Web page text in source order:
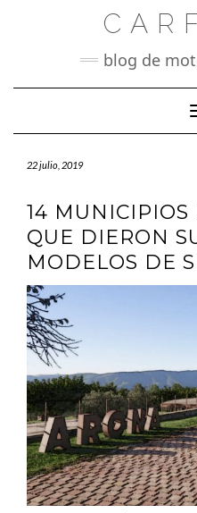
blog de
22 julio, 2019
14 MUNICIPIOS
QUE DIERON
MODELOS DE